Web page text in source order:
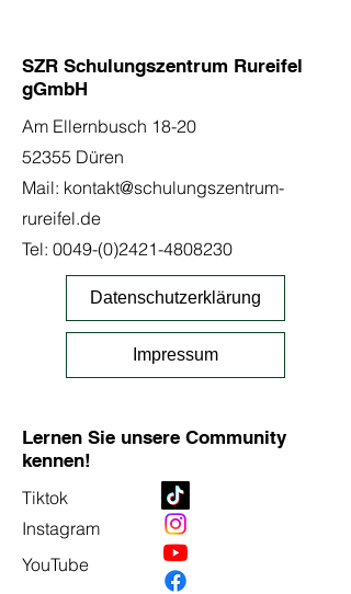
SZR Schulungszentrum Rureifel
gGmbH
Am Ellernbusch 18-20
52355 Düren
Mail: kontakt@schulungszentrum-
rureifel.de
Tel: 0049-(0)2421-4808230
Datenschutzerklärung
Impressum
Lernen Sie unsere Community
kennen!
Tiktok
Instagram
YouTube